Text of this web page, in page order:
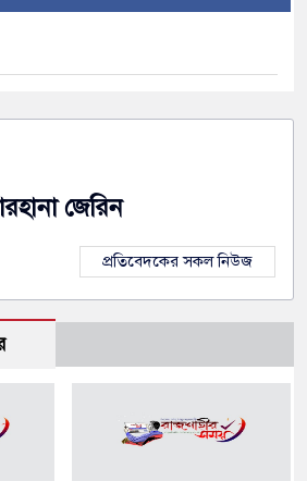
জেরিন
প্রতিবেদকের সকল নিউজ